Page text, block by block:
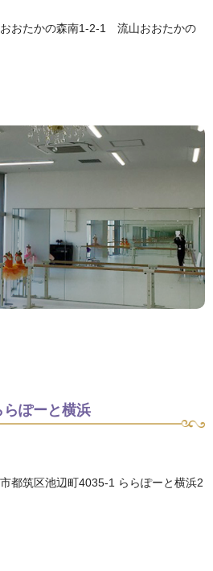
おたかの森南1-2-1 流山おおたかの
ぽーと横浜
都筑区池辺町4035-1 ららぽーと横浜2